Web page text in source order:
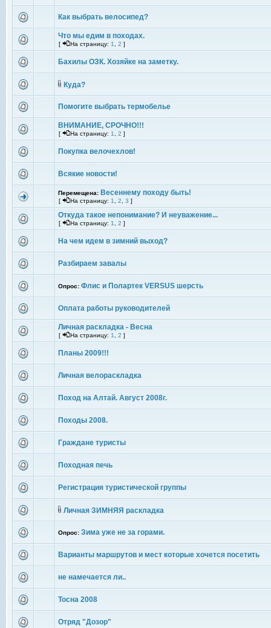
Как выбрать велосипед?
Что мы едим в походах.
[ На страницу: 1 2 ]
Бахилы ОЗК. Хозяйке на заметку.
Куда?
Помогите выбрать термобелье
ВНИМАНИЕ, СРОЧНО!!!
[ На страницу: 1 2 ]
Покупка велочехлов!
Всякие новости!
Перемещена: Весеннему походу быть!
[ На страницу: 1 2 3 ]
Откуда такое непонимание? И неуважение...
[ На страницу: 1 2 ]
На чем идем в зимний выход?
Разбираем завалы
Опрос: Флис и Полартек VERSUS шерсть
Оплата работы руководителей
Личная раскладка - Весна
[ На страницу: 1 2 ]
Планы 2009!!!
Личная велораскладка
Поход на Алтай. Август 2008г.
Походы 2008.
Граждане туристы
Походная печь
Регистрация туристической группы
Личная ЗИМНЯЯ раскладка
Опрос: Зима уже не за горами.
Варианты маршрутов и мест которые хочется посетить
не намечается ли..
Тосна 2008
Отряд "Дозор"